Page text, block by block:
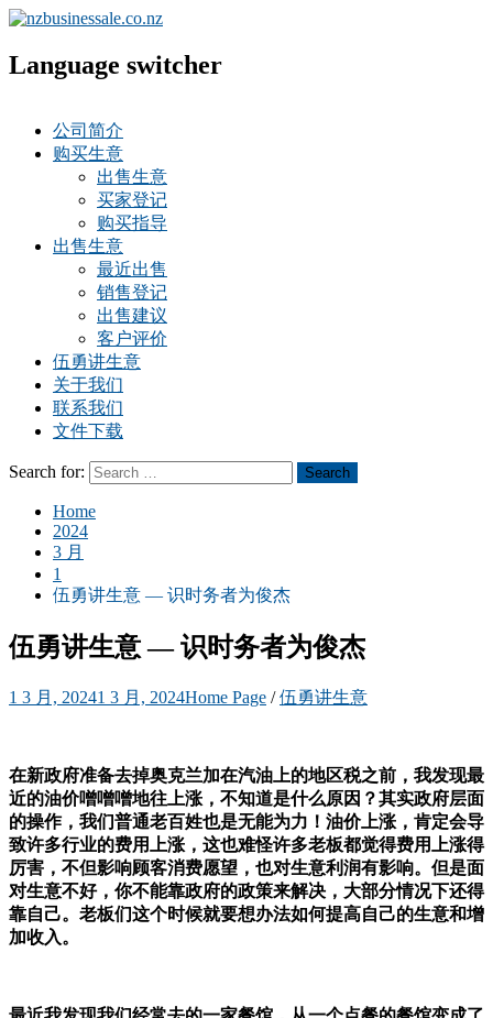
Language switcher
公司简介
购买生意
出售生意
买家登记
购买指导
出售生意
最近出售
销售登记
出售建议
客户评价
伍勇讲生意
关于我们
联系我们
文件下载
Search for: Search
Home
2024
3 月
1
伍勇讲生意 — 识时务者为俊杰
伍勇讲生意 — 识时务者为俊杰
1 3 月, 20241 3 月, 2024Home Page /伍勇讲生意
在新政府准备去掉奥克兰加在汽油上的地区税之前，我发现最
近的油价噌噌噌地往上涨，不知道是什么原因？其实政府层面
的操作，我们普通老百姓也是无能为力！油价上涨，肯定会导
致许多行业的费用上涨，这也难怪许多老板都觉得费用上涨得
厉害，不但影响顾客消费愿望，也对生意利润有影响。但是面
对生意不好，你不能靠政府的政策来解决，大部分情况下还得
靠自己。老板们这个时候就要想办法如何提高自己的生意和增
加收入。